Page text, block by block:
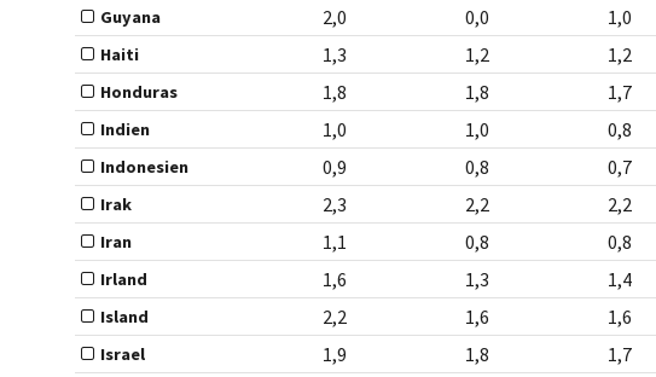
Guyana 2,0 0,0 1,0
Haiti 1,3 1,2 1,2
Honduras 1,8 1,8 1,7
Indien 1,0 1,0 0,8
Indonesien 0,9 0,8 0,7
Irak 2,3 2,2 2,2
Iran 1,1 0,8 0,8
Irland 1,6 1,3 1,4
Island 2,2 1,6 1,6
Israel 1,9 1,8 1,7